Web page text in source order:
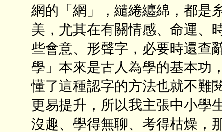
網的「網」，繾綣纏綿，都是
美，尤其在有關情感、命運、
些會意、形聲字，必要時還查
學」本來是古人為學的基本功
懂了這種認字的方法也就不難
更易提升，所以我主張中小學
沒趣、學得無聊、考得枯燥，